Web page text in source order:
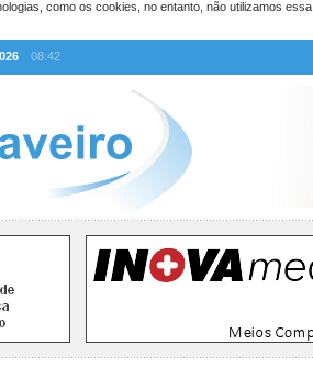
como os cookies, no entanto, não utilizamos
08:42